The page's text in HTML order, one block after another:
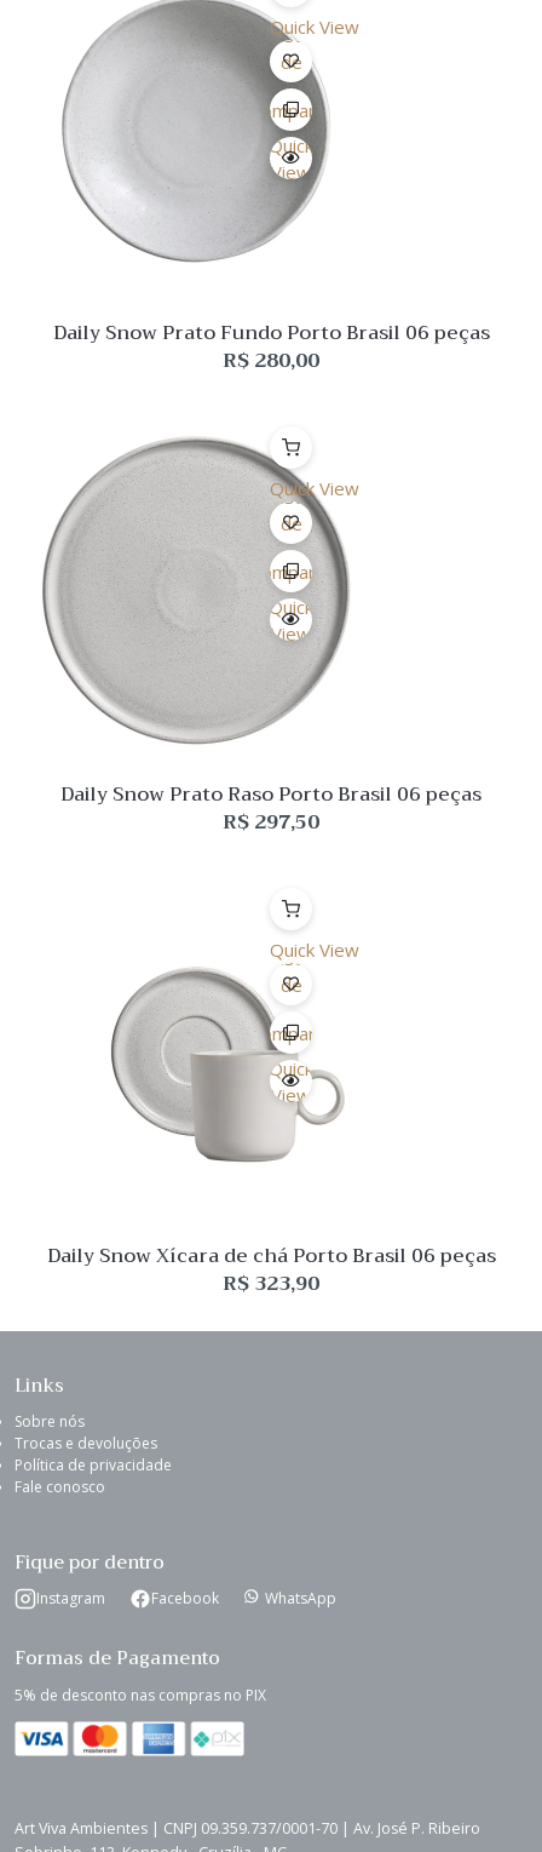
Quick View
Lista
de
Desejo
Comparar
Quick
View
Daily Snow Prato Fundo Porto Brasil 06 peças
R$280,00
Quick View
Lista
de
Desejo
Comparar
Quick
View
Daily Snow Prato Raso Porto Brasil 06 peças
R$297,50
Quick View
Lista
de
Desejo
Comparar
Quick
View
Daily Snow Xícara de chá Porto Brasil 06 peças
R$323,90
Links
Sobre nós
Trocas e devoluções
Política de privacidade
Fale conosco
Fique por dentro
Instagram Facebook WhatsApp
Formas de Pagamento
5% de desconto nas compras no PIX
Art Viva Ambientes | CNPJ 09.359.737/0001-70 | Av. José P. Ribeiro